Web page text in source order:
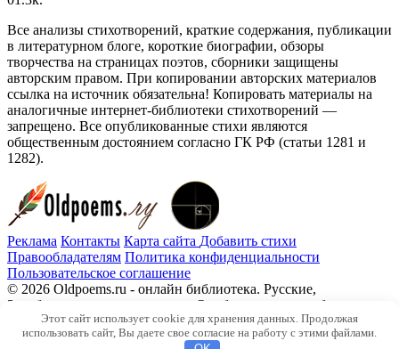
Все анализы стихотворений, краткие содержания, публикации
в литературном блоге, короткие биографии, обзоры
творчества на страницах поэтов, сборники защищены
авторским правом. При копировании авторских материалов
ссылка на источник обязательна! Копировать материалы на
аналогичные интернет-библиотеки стихотворений —
запрещено. Все опубликованные стихи являются
общественным достоянием согласно ГК РФ (статьи 1281 и
1282).
Реклама Контакты Карта сайта Добавить стихи
Правообладателям Политика конфиденциальности
Пользовательское соглашение
© 2026 Oldpoems.ru - онлайн библиотека. Русские,
Зарубежные авторы классики. Опубликованы и публикуем
текста современных авторов. Каждый может опубликовать у
нас свой стих.
Этот сайт использует cookie для хранения данных. Продолжая
использовать сайт, Вы даете свое согласие на работу с этими файлами.